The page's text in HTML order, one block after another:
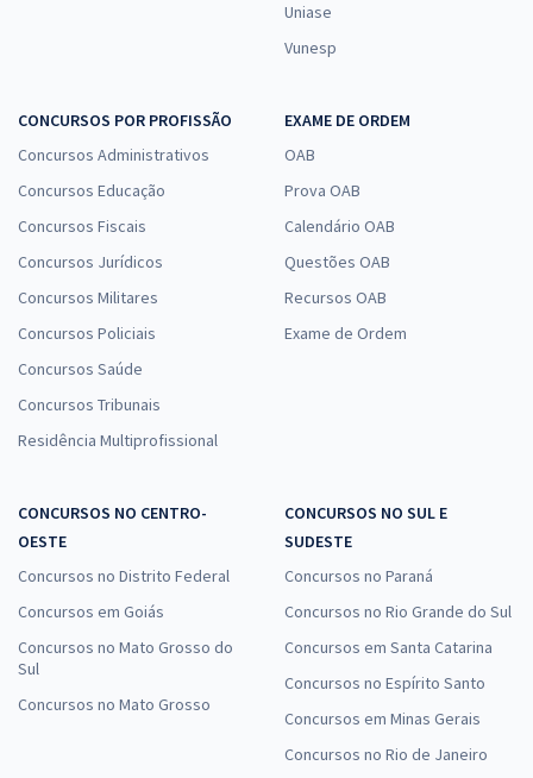
Uniase
Vunesp
CONCURSOS POR PROFISSÃO
Concursos Administrativos
Concursos Educação
Concursos Fiscais
Concursos Jurídicos
Concursos Militares
Concursos Policiais
Concursos Saúde
Concursos Tribunais
Residência Multiprofissional
EXAME DE ORDEM
OAB
Prova OAB
Calendário OAB
Questões OAB
Recursos OAB
Exame de Ordem
CONCURSOS NO CENTRO-
OESTE
Concursos no Distrito Federal
Concursos em Goiás
Concursos no Mato Grosso do
Sul
Concursos no Mato Grosso
CONCURSOS NO SUL E
SUDESTE
Concursos no Paraná
Concursos no Rio Grande do Sul
Concursos em Santa Catarina
Concursos no Espírito Santo
Concursos em Minas Gerais
Concursos no Rio de Janeiro